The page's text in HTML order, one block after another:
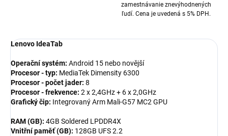
zamestnávanie znevýhodnených
ľudí. Cena je uvedená s 5% DPH.
Lenovo IdeaTab
Operační systém: Android 15 nebo novější
Procesor - typ: MediaTek Dimensity 6300
Procesor - počet jader: 8
Procesor - frekvence: 2 x 2,4GHz + 6 x 2,0GHz
Grafický čip: Integrovaný Arm Mali-G57 MC2 GPU
RAM (GB): 4GB Soldered LPDDR4X
Vnitřní paměť (GB): 128GB UFS 2.2